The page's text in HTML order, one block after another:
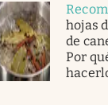
hojas
de
Por